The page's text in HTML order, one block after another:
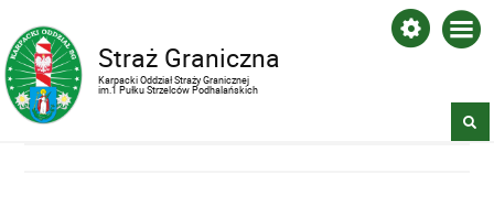
Straż Graniczna
Karpacki Oddział Straży Granicznej
im.1 Pułku Strzelców Podhalańskich